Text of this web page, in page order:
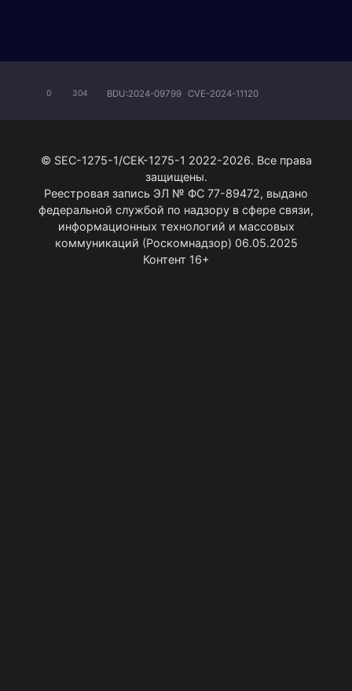
0 304 BDU:2024-09799 CVE-2024-11120
© SEC-1275-1/СЕК-1275-1 2022-2026. Все права
защищены.
Реестровая запись ЭЛ № ФС 77-89472, выдано
федеральной службой по надзору в сфере связи,
информационных технологий и массовых
коммуникаций (Роскомнадзор) 06.05.2025
Контент 16+